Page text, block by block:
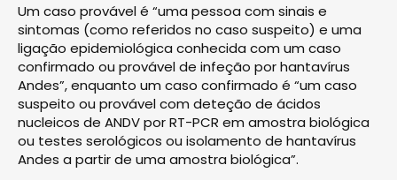
Um caso provável é “uma pessoa com sinais e
sintomas (como referidos no caso suspeito) e uma
ligação epidemiológica conhecida com um caso
confirmado ou provável de infeção por hantavírus
Andes”, enquanto um caso confirmado é “um caso
suspeito ou provável com deteção de ácidos
nucleicos de ANDV por RT-PCR em amostra biológica
ou testes serológicos ou isolamento de hantavírus
Andes a partir de uma amostra biológica”.